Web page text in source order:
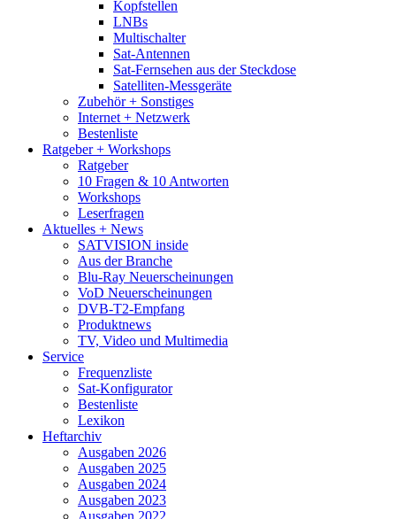
Kopfstellen
LNBs
Multischalter
Sat-Antennen
Sat-Fernsehen aus der Steckdose
Satelliten-Messgeräte
Zubehör + Sonstiges
Internet + Netzwerk
Bestenliste
Ratgeber + Workshops
Ratgeber
10 Fragen & 10 Antworten
Workshops
Leserfragen
Aktuelles + News
SATVISION inside
Aus der Branche
Blu-Ray Neuerscheinungen
VoD Neuerscheinungen
DVB-T2-Empfang
Produktnews
TV, Video und Multimedia
Service
Frequenzliste
Sat-Konfigurator
Bestenliste
Lexikon
Heftarchiv
Ausgaben 2026
Ausgaben 2025
Ausgaben 2024
Ausgaben 2023
Ausgaben 2022